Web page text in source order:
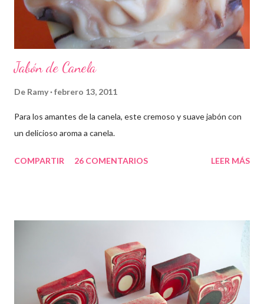
Jabón de Canela
De Ramy febrero 13, 2011
Para los amantes de la canela, este cremoso y suave jabón con
un delicioso aroma a canela.
COMPARTIR 26 COMENTARIOS LEER MÁS